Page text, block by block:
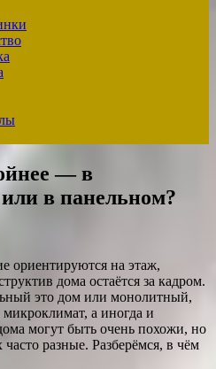
— в
в панельном?
ориентируются на этаж,
дома остаётся за кадром.
это дом или монолитный,
а иногда и
могут быть очень похожи, но
разные. Разберёмся, в чём